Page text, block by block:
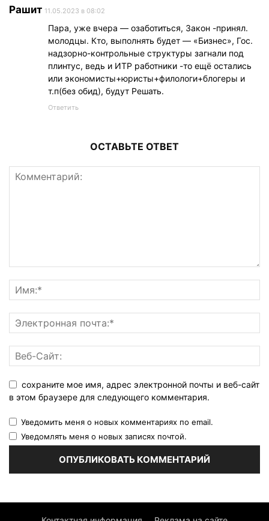
Рашит 11.05.2023 в 08:02
Пара, уже вчера — озаботиться, Закон -принял.
молодцы. Кто, выполнять будет — «Бизнес», Гос.
надзорно-контрольные структуры загнали под
плинтус, ведь и ИТР работники -то ещё остались
или экономисты+юристы+филологи+блогеры и
т.п(без обид), будут Решать.
Ответить
ОСТАВЬТЕ ОТВЕТ
сохраните мое имя, адрес электронной почты и веб-сайт
в этом браузере для следующего комментария.
Уведомить меня о новых комментариях по email.
Уведомлять меня о новых записях почтой.